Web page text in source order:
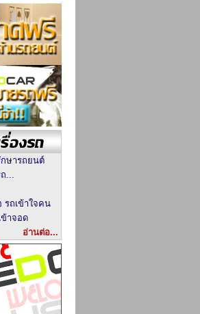
ษารถยนต์
...
รถเข้าใจคน
าจอด
อ่านต่อ...